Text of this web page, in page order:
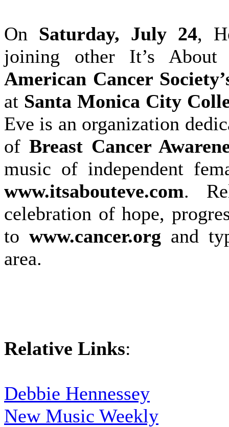
On Saturday, July 24,
joining other It’s
American Cancer
at Santa Monica City
Eve is an organization
of Breast Cancer
music of independent
www.itsabouteve.com.
celebration of hope,
to www.cancer.org and
area.
Relative Links:
Debbie Hennessey
New Music Weekly